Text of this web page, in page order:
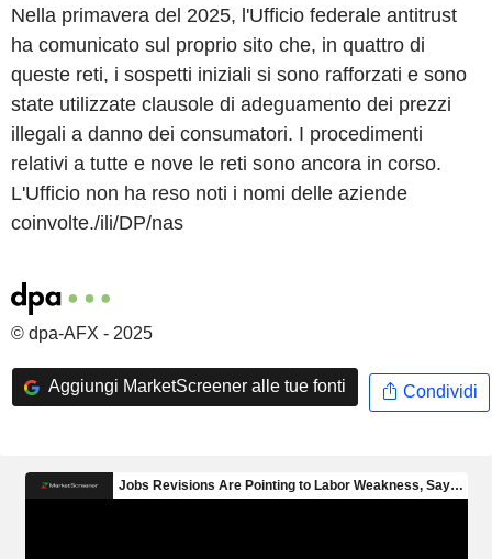
Nella primavera del 2025, l'Ufficio federale antitrust
ha comunicato sul proprio sito che, in quattro di
queste reti, i sospetti iniziali si sono rafforzati e sono
state utilizzate clausole di adeguamento dei prezzi
illegali a danno dei consumatori. I procedimenti
relativi a tutte e nove le reti sono ancora in corso.
L'Ufficio non ha reso noti i nomi delle aziende
coinvolte./ili/DP/nas
© dpa-AFX - 2025
Aggiungi MarketScreener alle tue fonti Condividi